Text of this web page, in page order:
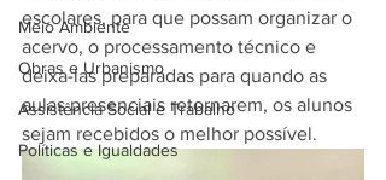
Meio Ambiente
Obras e Urbanismo
Assistência Social e Trabalho
Políticas e Igualdades
escolares, para que possam organizar o
acervo, o processamento técnico e
deixa-las preparadas para quando as
aulas presenciais retornarem, os alunos
sejam recebidos o melhor possível.